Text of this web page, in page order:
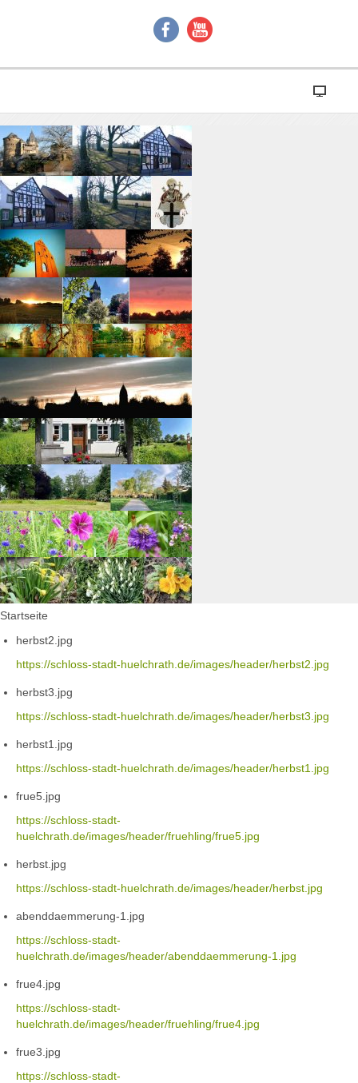
Startseite
herbst2.jpg
https://schloss-stadt-huelchrath.de/images/header/herbst2.jpg
herbst3.jpg
https://schloss-stadt-huelchrath.de/images/header/herbst3.jpg
herbst1.jpg
https://schloss-stadt-huelchrath.de/images/header/herbst1.jpg
frue5.jpg
https://schloss-stadt-
huelchrath.de/images/header/fruehling/frue5.jpg
herbst.jpg
https://schloss-stadt-huelchrath.de/images/header/herbst.jpg
abenddaemmerung-1.jpg
https://schloss-stadt-
huelchrath.de/images/header/abenddaemmerung-1.jpg
frue4.jpg
https://schloss-stadt-
huelchrath.de/images/header/fruehling/frue4.jpg
frue3.jpg
https://schloss-stadt-